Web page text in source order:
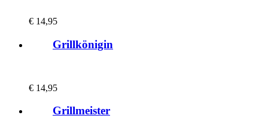
€ 14,95
Grillkönigin
€ 14,95
Grillmeister